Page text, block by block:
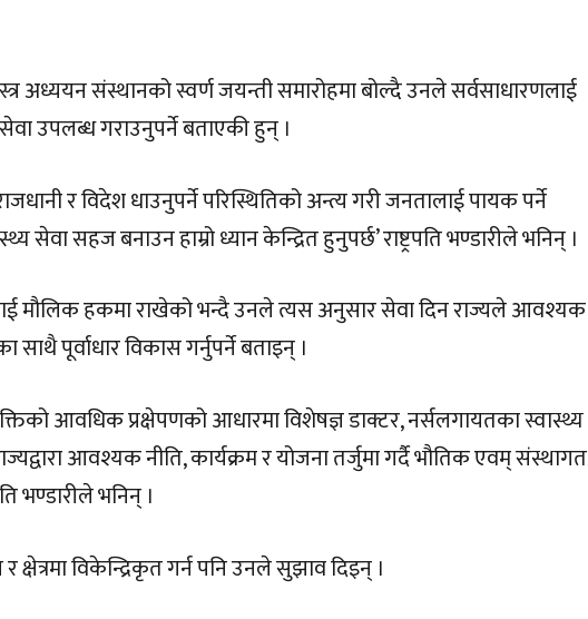
अध्ययन संस्थानको स्वर्ण जयन्ती समारोहमा बोल्दै उनले सर्वसाधारणलाई
उपलब्ध गराउनुपर्ने बताएकी हुन् ।
र विदेश धाउनुपर्ने परिस्थितिको अन्त्य गरी जनतालाई पायक पर्ने
सहज बनाउन हाम्रो ध्यान केन्द्रित हुनुपर्छ’ राष्ट्रपति भण्डारीले भनिन् ।
मौलिक हकमा राखेको भन्दै उनले त्यस अनुसार सेवा दिन राज्यले आवश्यक
साथै पूर्वाधार विकास गर्नुपर्ने बताइन् ।
आवधिक प्रक्षेपणको आधारमा विशेषज्ञ डाक्टर, नर्सलगायतका स्वास्थ्य
आवश्यक नीति, कार्यक्रम र योजना तर्जुमा गर्दै भौतिक एवम् संस्थागत
भण्डारीले भनिन् ।
विकेन्द्रिकृत गर्न पनि उनले सुझाव दिइन् ।